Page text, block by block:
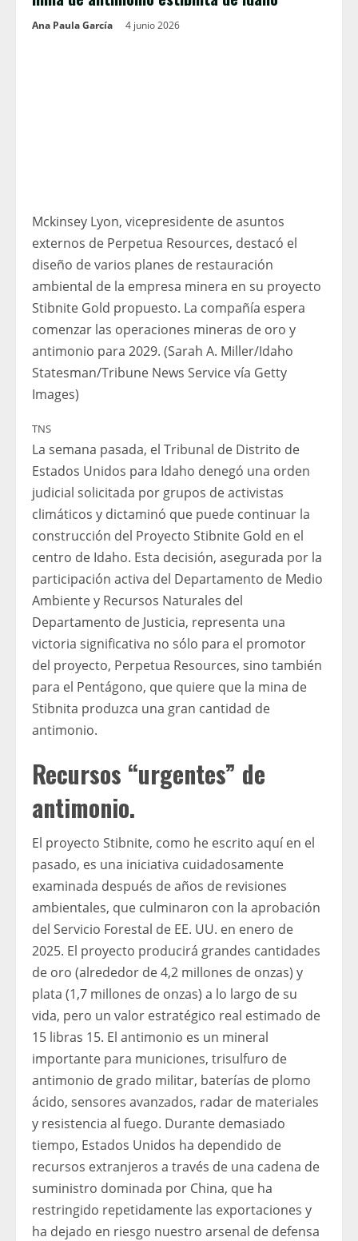
Ana Paula García 4 junio 2026
Mckinsey Lyon, vicepresidente de asuntos
externos de Perpetua Resources, destacó el
diseño de varios planes de restauración
ambiental de la empresa minera en su proyecto
Stibnite Gold propuesto. La compañía espera
comenzar las operaciones mineras de oro y
antimonio para 2029. (Sarah A. Miller/Idaho
Statesman/Tribune News Service vía Getty
Images)
TNS
La semana pasada, el Tribunal de Distrito de
Estados Unidos para Idaho denegó una orden
judicial solicitada por grupos de activistas
climáticos y dictaminó que puede continuar la
construcción del Proyecto Stibnite Gold en el
centro de Idaho. Esta decisión, asegurada por la
participación activa del Departamento de Medio
Ambiente y Recursos Naturales del
Departamento de Justicia, representa una
victoria significativa no sólo para el promotor
del proyecto, Perpetua Resources, sino también
para el Pentágono, que quiere que la mina de
Stibnita produzca una gran cantidad de
antimonio.
Recursos “urgentes” de
antimonio.
El proyecto Stibnite, como he escrito aquí en el
pasado, es una iniciativa cuidadosamente
examinada después de años de revisiones
ambientales, que culminaron con la aprobación
del Servicio Forestal de EE. UU. en enero de
2025. El proyecto producirá grandes cantidades
de oro (alrededor de 4,2 millones de onzas) y
plata (1,7 millones de onzas) a lo largo de su
vida, pero un valor estratégico real estimado de
15 libras 15. El antimonio es un mineral
importante para municiones, trisulfuro de
antimonio de grado militar, baterías de plomo
ácido, sensores avanzados, radar de materiales
y resistencia al fuego. Durante demasiado
tiempo, Estados Unidos ha dependido de
recursos extranjeros a través de una cadena de
suministro dominada por China, que ha
restringido repetidamente las exportaciones y
ha dejado en riesgo nuestro arsenal de defensa